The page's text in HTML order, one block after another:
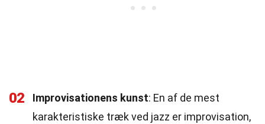
02 Improvisationens kunst: En af de mest
karakteristiske træk ved jazz er improvisation,